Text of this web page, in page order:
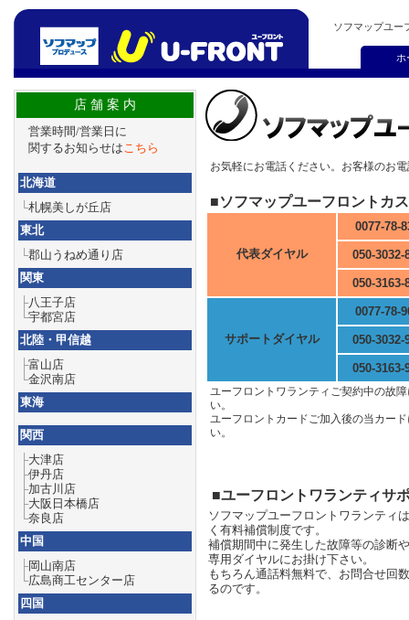
ソフマップユー
ホ
店 舗 案 内
営業時間/営業日に
関するお知らせはこちら
北海道
└札幌美しが丘店
東北
└郡山うねめ通り店
関東
├八王子店
└宇都宮店
北陸・甲信越
├富山店
└金沢南店
東海
関西
├大津店
├伊丹店
├加古川店
├大阪日本橋店
└奈良店
中国
├岡山南店
└広島商工センター店
四国
お気軽にお電話ください。お客様のお
■ソフマップユーフロントカ
代表ダイヤル
0077-78-
050-3032-
050-3163-
サポートダイヤル
0077-78-
050-3032-
050-3163-
ユーフロントワランティご契約中の故
い。
ユーフロントカードご加入後の当カー
い。
■ユーフロントワランティサ
ソフマップユーフロントワランティ
く有料補償制度です。
補償期間中に発生した故障等の診断
専用ダイヤルにお掛け下さい。
もちろん通話料無料で、お問合せ回
るのです。